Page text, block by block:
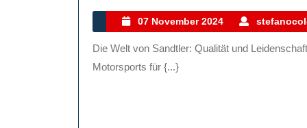
Leidenschaft:
Die
07 November 2024
07
November
2024
Die Welt von Sandtler: Qualität und Leidenschaft im Motorsport Sandtler ist ein Name, der in der Welt des
Motorsports für {...}